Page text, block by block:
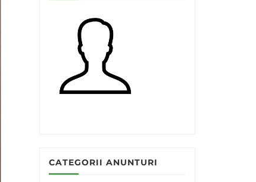
CATEGORII ANUNTURI